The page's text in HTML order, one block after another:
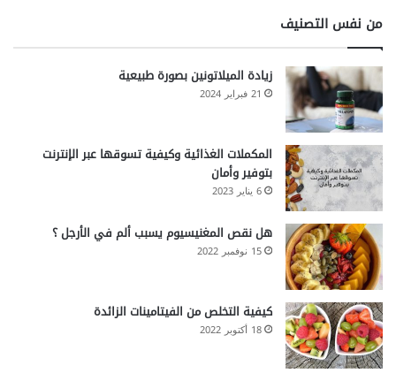
من نفس التصنيف
زيادة الميلاتونين بصورة طبيعية
21 فبراير 2024
المكملات الغذائية وكيفية تسوقها عبر الإنترنت
بتوفير وأمان
6 يناير 2023
هل نقص المغنيسيوم يسبب ألم في الأرجل ؟
15 نوفمبر 2022
كيفية التخلص من الفيتامينات الزائدة
18 أكتوبر 2022